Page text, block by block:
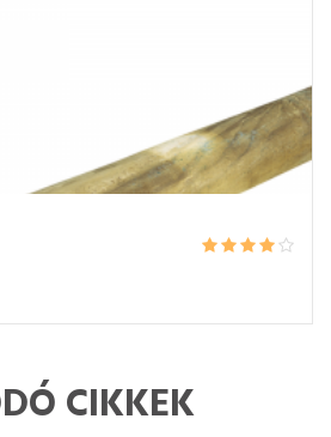
CIKKEK